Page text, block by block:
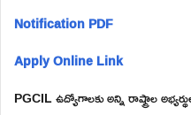
Notification PDF
Apply Online Link
PGCIL ఉద్యోగాలకు అన్ని రాష్ట్రాల